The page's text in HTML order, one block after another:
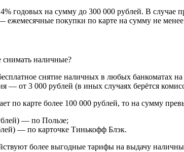
годовых на сумму до 300 000 рублей. В случае
ежемесячные покупки по карте на сумму не менее
снятие наличных в любых банкоматах
— от 3 000 рублей (в иных случаях берётся
по карте более 100 000 рублей, то на сумму
— по Пользе;
— по карточке Тинькофф Блэк.
более выгодные тарифы на выдачу